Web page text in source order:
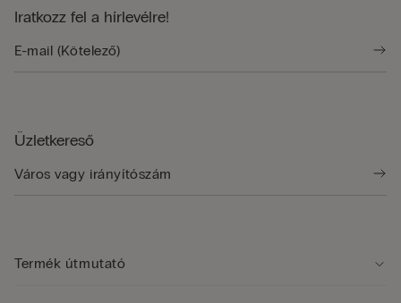
Iratkozz fel a hírlevélre!
Üzletkereső
Termék útmutató